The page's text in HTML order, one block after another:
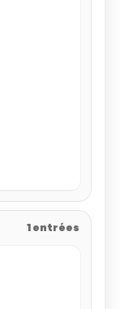
1 entrées